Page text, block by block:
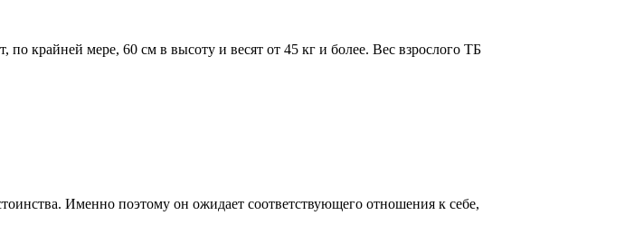
по крайней мере, 60 см в высоту и весят от 45 кг и более. Вес взрослого ТБ
Именно поэтому он ожидает соответствующего отношения к себе,